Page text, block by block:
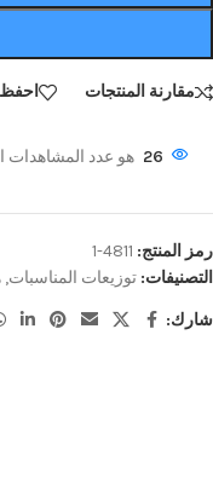
مقارنة المنتجات
26 هو عدد المشاهدات
رمز المنتج: 4811-1
التصنيفات: توزيعات المناسبات,
شارك: